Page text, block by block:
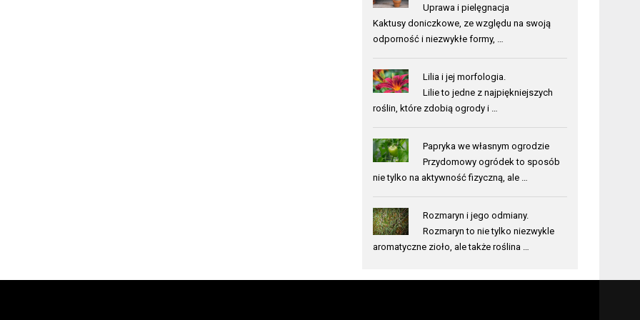
Uprawa i pielęgnacja
Kaktusy doniczkowe, ze względu na swoją
odporność i niezwykłe formy, …
Lilia i jej morfologia.
Lilie to jedne z najpiękniejszych
roślin, które zdobią ogrody i …
Papryka we własnym ogrodzie
Przydomowy ogródek to sposób
nie tylko na aktywność fizyczną, ale …
Rozmaryn i jego odmiany.
Rozmaryn to nie tylko niezwykle
aromatyczne zioło, ale także roślina …